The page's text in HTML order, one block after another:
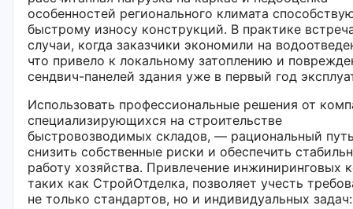
особенностей регионального климата
быстрому износу конструкций. В практике
случаи, когда заказчики экономили на
что привело к локальному затоплению и
сендвич-панелей здания уже в первый год
Использовать профессиональные решения от
специализирующихся на строительстве
быстровозводимых складов, — рациональный
снизить собственные риски и обеспечить
работу хозяйства. Привлечение инжиниринговых
таких как СтройОтделка, позволяет учесть
не только стандартов, но и индивидуальных